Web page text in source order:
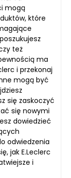
mogą
które
też
ma
i przekonaj
mogą być
się zaskoczyć
się nowymi
dowiedzieć
odwiedzenia
jak E.Leclerc
i